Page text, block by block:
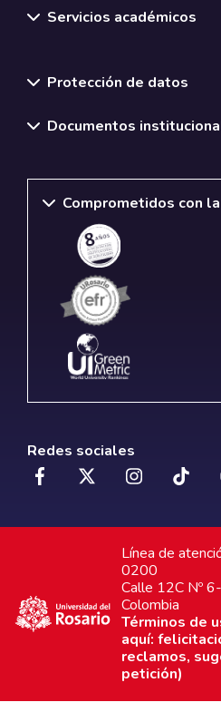
Servicios académicos
Protección de datos
Documentos
Comprometidos con
Redes sociales
Línea de
0200
Calle 12C Nº
Colombia
Términos de
aquí:
reclamos,
petición)